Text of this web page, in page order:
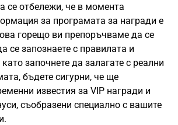
се отбележи, че в момента
за програмата за награди е
горещо ви препоръчваме да се
се запознаете с правилата и
започнете да залагате с реални
бъдете сигурни, че ще
известия за VIP награди и
съобразени специално с вашите